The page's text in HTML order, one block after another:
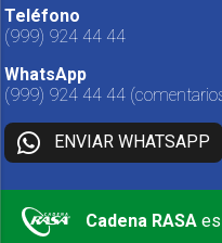
Teléfono
(999) 924 44 44
WhatsApp
(999) 924 44 44
ENVIAR WHATSAPP
Cadena RASA